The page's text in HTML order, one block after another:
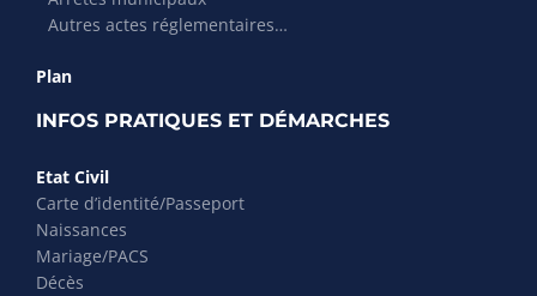
Autres actes réglementaires…
Plan
INFOS PRATIQUES ET DÉMARCHES
Etat Civil
Carte d’identité/Passeport
Naissances
Mariage/PACS
Décès